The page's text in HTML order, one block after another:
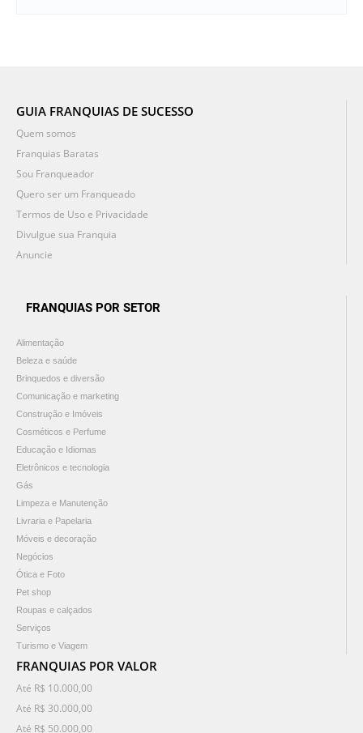
GUIA FRANQUIAS DE SUCESSO
Quem somos
Franquias Baratas
Sou Franqueador
Quero ser um Franqueado
Termos de Uso e Privacidade
Divulgue sua Franquia
Anuncie
FRANQUIAS POR SETOR
Alimentação
Beleza e saúde
Brinquedos e diversão
Comunicação e marketing
Construção e Imóveis
Cosméticos e Perfume
Educação e Idiomas
Eletrônicos e tecnologia
Gás
Limpeza e Manutenção
Livraria e Papelaria
Móveis e decoração
Negócios
Ótica e Foto
Pet shop
Roupas e calçados
Serviços
Turismo e Viagem
FRANQUIAS POR VALOR
Até R$ 10.000,00
Até R$ 30.000,00
Até R$ 50.000,00